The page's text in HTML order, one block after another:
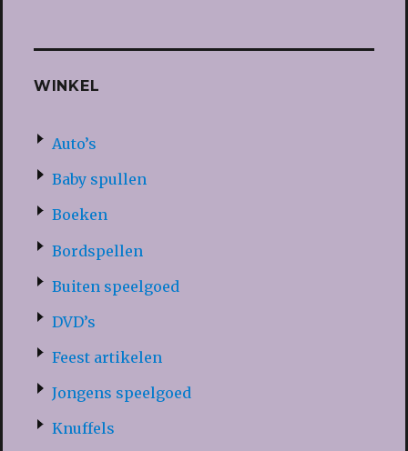
WINKEL
Auto’s
Baby spullen
Boeken
Bordspellen
Buiten speelgoed
DVD’s
Feest artikelen
Jongens speelgoed
Knuffels